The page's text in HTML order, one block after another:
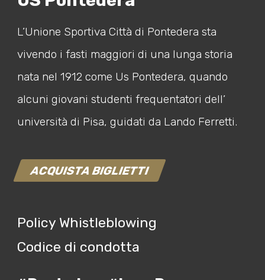
L’Unione Sportiva Città di Pontedera sta
vivendo i fasti maggiori di una lunga storia
nata nel 1912 come Us Pontedera, quando
alcuni giovani studenti frequentatori dell’
università di Pisa, guidati da Lando Ferretti.
ACQUISTA BIGLIETTI
Policy Whistleblowing
Codice di condotta